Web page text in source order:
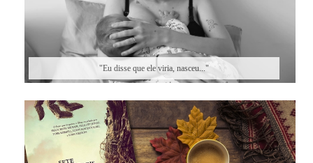
"Eu disse que ele viria, nasceu..."